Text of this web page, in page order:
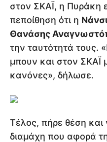
στον ΣΚΑΪ, η Πυράκη
πεποίθηση ότι η
Θανάσης
την ταυτότητά τους.
μπουν και στον ΣΚΑΪ
κανόνες», δήλωσε.
Τέλος, πήρε θέση και
διαμάχη που αφορά